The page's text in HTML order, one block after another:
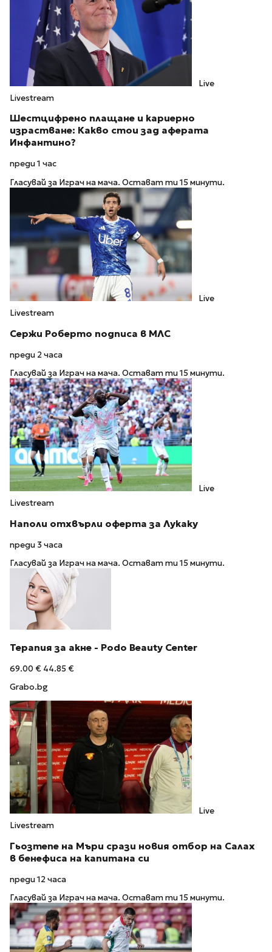
Live
Livestream
Шестцифрено плащане и кариерно
израстване: Какво стои зад аферата
Инфантино?
преди 1 час
Гласувай за Играч на мача. Остават ти 15 минути.
Live
Livestream
Сержи Роберто подписа в МЛС
преди 2 часа
Гласувай за Играч на мача. Остават ти 15 минути.
Live
Livestream
Наполи отхвърли оферта за Лукаку
преди 3 часа
Гласувай за Играч на мача. Остават ти 15 минути.
Терапия за акне - Podo Beauty Center
69.00 € 44.85 €
Grabo.bg
Live
Livestream
Гьозтепе на Мъри срази новия отбор на Салах
в бенефиса на капитана си
преди 12 часа
Гласувай за Играч на мача. Остават ти 15 минути.